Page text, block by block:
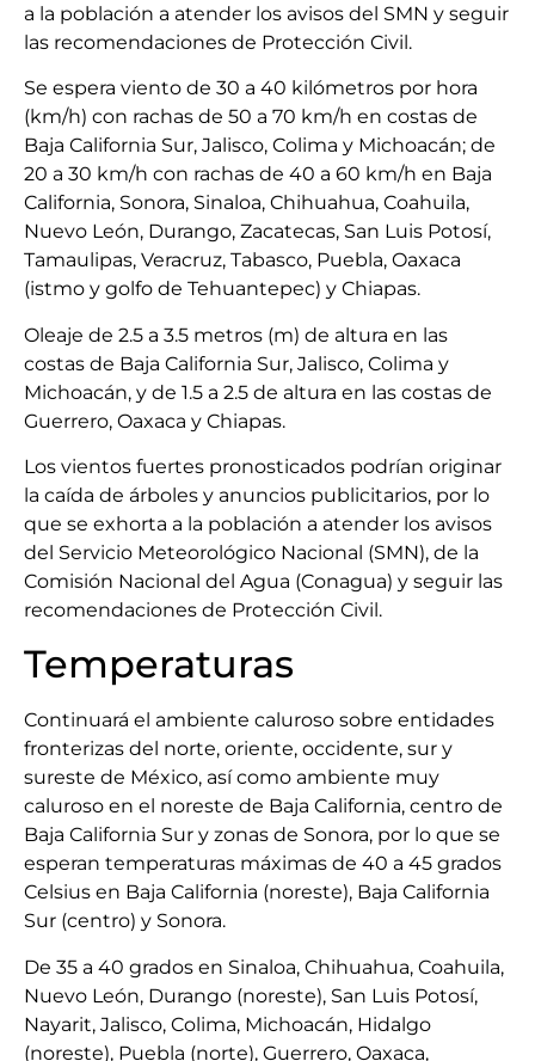
a la población a atender los avisos del SMN y seguir
las recomendaciones de Protección Civil.
Se espera viento de 30 a 40 kilómetros por hora
(km/h) con rachas de 50 a 70 km/h en costas de
Baja California Sur, Jalisco, Colima y Michoacán; de
20 a 30 km/h con rachas de 40 a 60 km/h en Baja
California, Sonora, Sinaloa, Chihuahua, Coahuila,
Nuevo León, Durango, Zacatecas, San Luis Potosí,
Tamaulipas, Veracruz, Tabasco, Puebla, Oaxaca
(istmo y golfo de Tehuantepec) y Chiapas.
Oleaje de 2.5 a 3.5 metros (m) de altura en las
costas de Baja California Sur, Jalisco, Colima y
Michoacán, y de 1.5 a 2.5 de altura en las costas de
Guerrero, Oaxaca y Chiapas.
Los vientos fuertes pronosticados podrían originar
la caída de árboles y anuncios publicitarios, por lo
que se exhorta a la población a atender los avisos
del Servicio Meteorológico Nacional (SMN), de la
Comisión Nacional del Agua (Conagua) y seguir las
recomendaciones de Protección Civil.
Temperaturas
Continuará el ambiente caluroso sobre entidades
fronterizas del norte, oriente, occidente, sur y
sureste de México, así como ambiente muy
caluroso en el noreste de Baja California, centro de
Baja California Sur y zonas de Sonora, por lo que se
esperan temperaturas máximas de 40 a 45 grados
Celsius en Baja California (noreste), Baja California
Sur (centro) y Sonora.
De 35 a 40 grados en Sinaloa, Chihuahua, Coahuila,
Nuevo León, Durango (noreste), San Luis Potosí,
Nayarit, Jalisco, Colima, Michoacán, Hidalgo
(noreste), Puebla (norte), Guerrero, Oaxaca,